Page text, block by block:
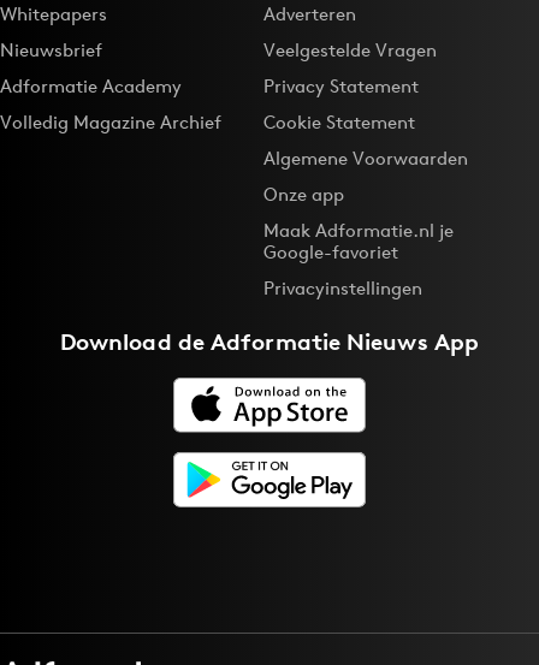
Whitepapers
Nieuwsbrief
Adformatie Academy
Volledig Magazine Archief
Adverteren
Veelgestelde Vragen
Privacy Statement
Cookie Statement
Algemene Voorwaarden
Onze app
Maak Adformatie.nl je
Google-favoriet
Privacyinstellingen
Download deAdformatie Nieuws App